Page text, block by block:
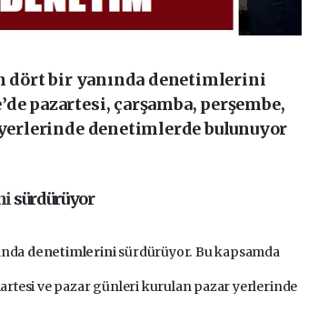
dört bir yanında denetimlerini
pazartesi, çarşamba, perşembe,
denetimlerde bulunuyor
sürdürüyor
denetimlerinisürdürüyor. Bu kapsamda
ve pazar günleri kurulan pazar yerlerinde